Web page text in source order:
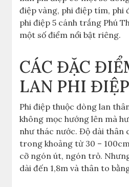
điệp vàng, phi điệp tím, phi
phi điệp 5 cánh trắng Phú
một số điểm nổi bật riêng.
CÁC ĐẶC
LAN PHI ĐIỆP
Phi điệp thuộc dòng lan
không mọc hướng lên mà
như thác nước. Độ dài thân
trong khoảng từ 30 –
cỡ ngón út, ngón trỏ.
dài đến 1,8m và thân to